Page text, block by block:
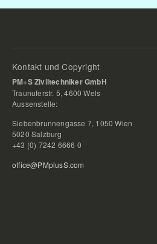
Kontakt und Copyright
PM+S Ziviltechniker GmbH
Traunuferstr. 5, 4600 Wels
Aussenstelle:
Siebenbrunnengasse 7, 1050 Wien
5020 Salzburg
+43 (0) 7242 6666 0
office@PMplusS.com